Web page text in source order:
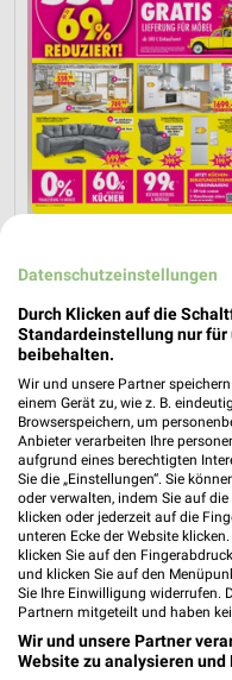
Noch morgen gültig
porta
Datenschutzeinstellungen
Durch Klicken auf die
Standardeinstellung nur
beibehalten.
Wir und unsere Partner
einem Gerät zu, wie z. B.
Browserspeichern, um
Anbieter verarbeiten Ihre
aufgrund eines berechtigten
Sie die „Einstellungen“. Sie
oder verwalten, indem Sie auf
klicken oder jederzeit auf die
unteren Ecke der Website
klicken Sie auf den
und klicken Sie auf den
Sie Ihre Einwilligung widerrufen.
Partnern mitgeteilt und haben
Wir und unsere Partner
Website zu analysieren und